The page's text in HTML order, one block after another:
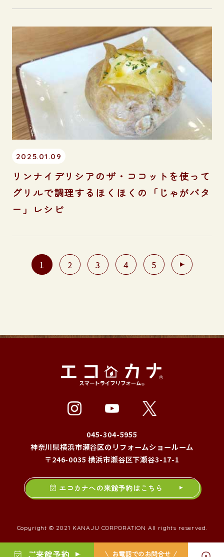
2025.01.09
リンナイデリシアのザ・ココットを使って
グリルで調理するほくほくの「じゃがバタ
ー」レシピ
1 2 3 4 5
045-304-5955
神奈川県横浜市瀬谷区のリフォームショールーム
〒246-0035 横浜市瀬谷区下瀬谷3-17-1
エコカナへの来館予約はこちら
Copyright © 2021 KANAJU CORPORATION All rights reserved.
ご来館予約 お電話でのお問合せ